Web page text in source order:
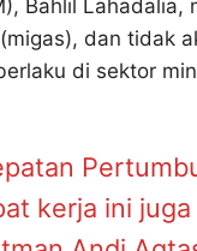
Bahlil Lahadalia,
dan tidak
di sektor
kerja ini